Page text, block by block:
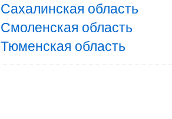
Сахалинская область
Смоленская область
Тюменская область